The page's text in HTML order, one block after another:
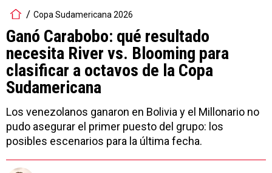
Copa Sudamericana 2026
Ganó Carabobo: qué resultado
necesita River vs. Blooming para
clasificar a octavos de la Copa
Sudamericana
Los venezolanos ganaron en Bolivia y el Millonario no
pudo asegurar el primer puesto del grupo: los
posibles escenarios para la última fecha.